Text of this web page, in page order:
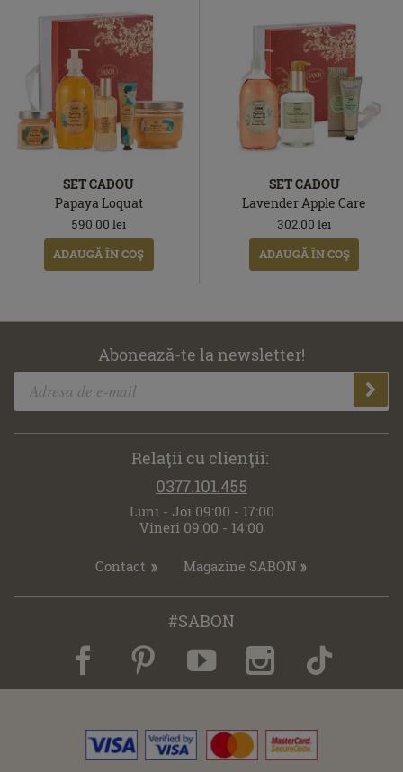
SET CADOU
Papaya Loquat
590.00 lei
ADAUGĂ ÎN COŞ
SET CADOU
Lavender Apple Care
302.00 lei
ADAUGĂ ÎN COŞ
Abonează-te la newsletter!
Relaţii cu clienţii:
0377.101.455
Luni - Joi 09:00 - 17:00
Vineri 09:00 - 14:00
Contact Magazine SABON
#SABON